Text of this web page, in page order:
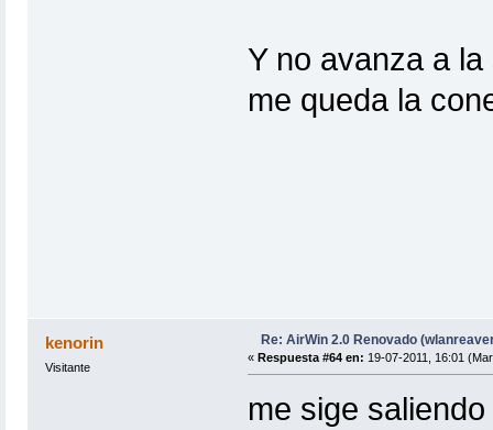
Y no avanza a
me queda la
kenorin
Visitante
Re: AirWin 2.0 Renovado
« Respuesta #64 en: 19-07-2011, 16:01
me sige